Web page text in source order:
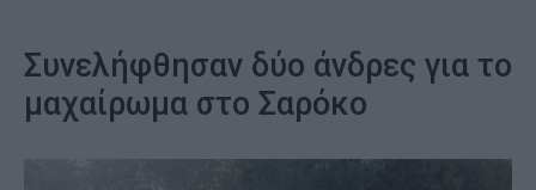
Συνελήφθησαν δύο άνδρες για το
μαχαίρωμα στο Σαρόκο